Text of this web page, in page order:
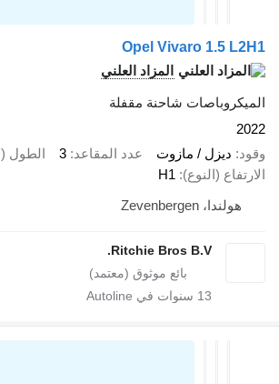
Opel Vivaro 1.5
المزاد العلني
شاحنة مقفلة
ديزل / مازوت عدد المقاعد 3 الطول (النوع)
(النوع) H1
هولندا، Zevenbergen
Ritchie Bros B.V.
سنوات في Autoline